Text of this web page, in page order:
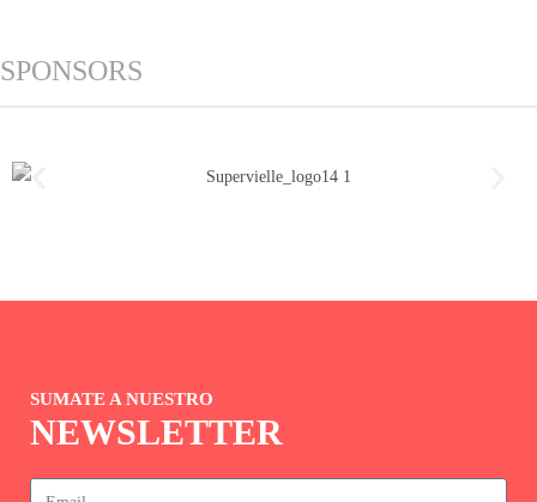
SPONSORS
SUMATE A NUESTRO
NEWSLETTER